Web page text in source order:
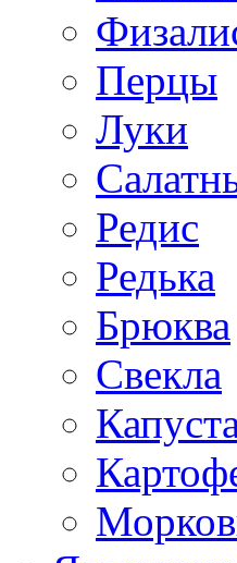
Перцы
Луки
Редис
Редька
Брюква
Свекла